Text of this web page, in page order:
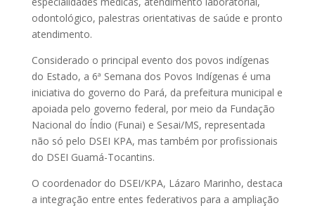
odontológico, palestras orientativas de saúde e pronto
atendimento.
Considerado o principal evento dos povos indígenas
do Estado, a 6ª Semana dos Povos Indígenas é uma
iniciativa do governo do Pará, da prefeitura municipal e
apoiada pelo governo federal, por meio da Fundação
Nacional do Índio (Funai) e Sesai/MS, representada
não só pelo DSEI KPA, mas também por profissionais
do DSEI Guamá-Tocantins.
O coordenador do DSEI/KPA, Lázaro Marinho, destaca
a integração entre entes federativos para a ampliação